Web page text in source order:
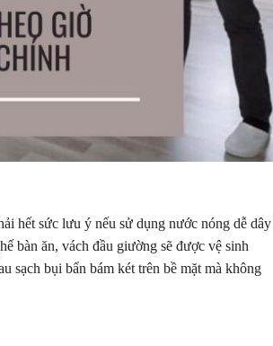
hết sức lưu ý nếu sử dụng nước nóng dễ dây
bàn ăn, vách đầu giường sẽ được vệ sinh
sạch bụi bẩn bám két trên bề mặt mà không